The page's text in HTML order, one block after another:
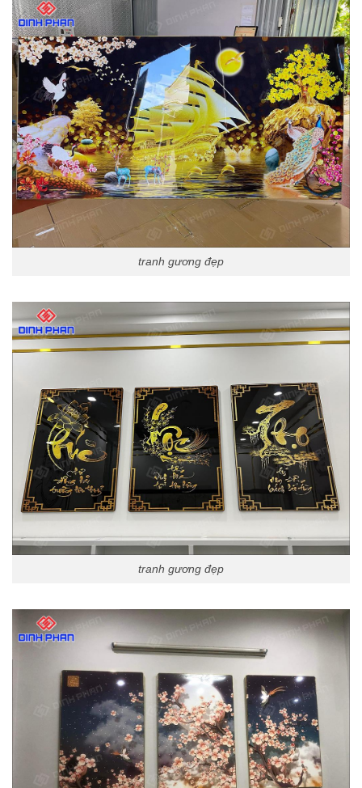
tranh gương đẹp
tranh gương đẹp